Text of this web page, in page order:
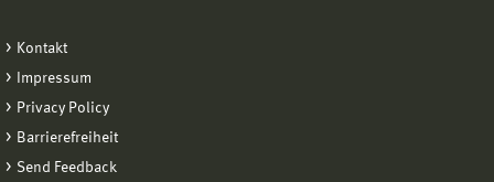
Kontakt
Impressum
Privacy Policy
Barrierefreiheit
Send Feedback